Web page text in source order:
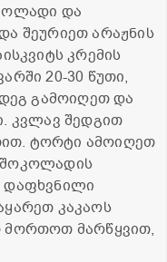
და
შეურიეთ არაჟნის
კრემის
20-30 წუთი,
გამოიღეთ და
კვლავ შედგით
ტორტი ამოიღეთ
დაფხვნილი
კაკაოს
მორთოთ მარწყვით,